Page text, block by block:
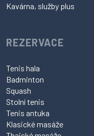
Kavárna, služby plus
REZERVACE
Tenis hala
Badminton
Squash
Stolní tenis
Tenis antuka
Klasické masáže